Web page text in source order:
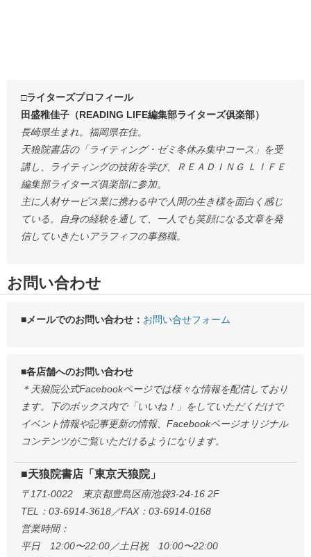
□ライターズプロフィール
田盛稚佳子（READING LIFE編集部ライターズ俱楽部）
長崎県生まれ。福岡県在住。
天狼院書店の「ライティング・ゼミ冬休み集中コース」を受
講し、ライティングの技術を学び、ＲＥＡＤＩＮＧ ＬＩＦＥ
編集部ライターズ俱楽部に参加。
主に人材サービス業に携わる中で人間の生き様を面白く感じ
ている。自身の経験を通して、一人でも笑顔になる文章を発
信していきたいアラフィフの事務職。
お問い合わせ
■メールでのお問い合わせ： お問い合せフォーム
■各店舗へのお問い合わせ
＊天狼院公式Facebookページでは様々な情報を配信しており
ます。下のボックス内で「いいね！」をしていただくだけで
イベント情報や記事更新の情報、Facebookページオリジナル
コンテンツがご覧いただけるようになります。
■天狼院書店「東京天狼院」
〒171-0022 東京都豊島区南池袋3-24-16 2F
TEL：03-6914-3618／FAX：03-6914-0168
営業時間：
平日 12:00〜22:00／土日祝 10:00〜22:00